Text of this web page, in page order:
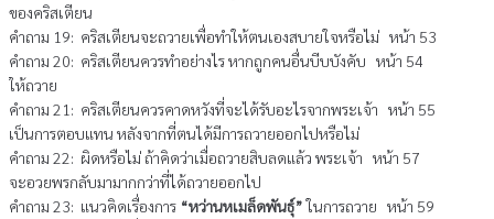
ของคริสเตียน
คำถาม 19: คริสเตียนจะถวายเพื่อทำให้ตนเองสบายใจหรือไม่ หน้า 53
คำถาม 20: คริสเตียนควรทำอย่างไร หากถูกคนอื่นบีบบังคับ หน้า 54
ให้ถวาย
คำถาม 21: คริสเตียนควรคาดหวังที่จะได้รับอะไรจากพระเจ้า หน้า 55
เป็นการตอบแทน หลังจากที่ตนได้มีการถวายออกไปหรือไม่
คำถาม 22: ผิดหรือไม่ ถ้าคิดว่าเมื่อถวายสิบลดแล้ว พระเจ้า หน้า 57
จะอวยพรกลับมามากกว่าที่ได้ถวายออกไป
คำถาม 23: แนวคิดเรื่องการ “หว่านหเมล็ดพันธุ์”ในการถวาย หน้า 59